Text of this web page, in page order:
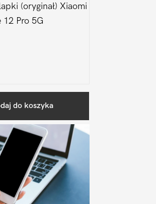
(oryginał) Xiaomi
12 Pro 5G
do koszyka